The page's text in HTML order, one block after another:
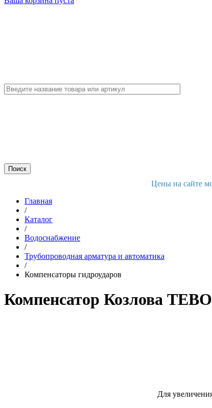
Цены на сайте
Главная
/
Каталог
/
Водоснабжение
/
Трубопроводная арматура и автоматика
/
Компенсаторы гидроударов
Компенсатор Козлова
Для